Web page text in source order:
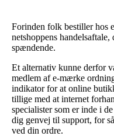
Forinden folk bestiller hos
netshoppens
spændende.
Et alternativ kunne derfor
medlem af e-mærke
indikator for at online
tillige med at internet
specialister som er inde i
dig genvej til support, for
ved din ordre.